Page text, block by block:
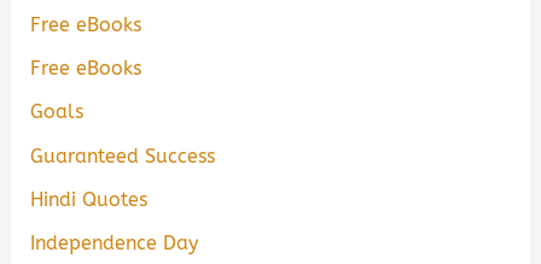
Free eBooks
Free eBooks
Goals
Guaranteed Success
Hindi Quotes
Independence Day